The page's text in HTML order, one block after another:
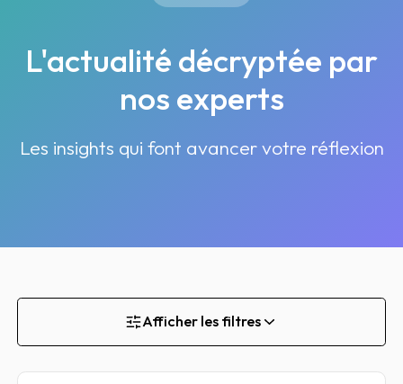
L'actualité décryptée par
nos experts
Les insights qui font avancer votre réflexion
Afficher les filtres